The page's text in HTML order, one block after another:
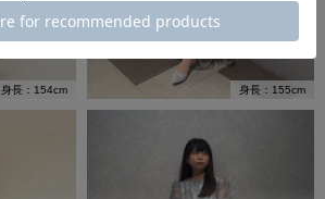
身長：154cm 身長：155cm